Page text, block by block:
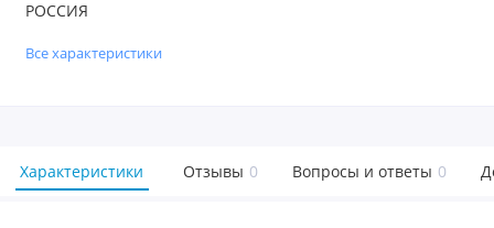
РОССИЯ
Все характеристики
Характеристики Отзывы 0 Вопросы и ответы 0